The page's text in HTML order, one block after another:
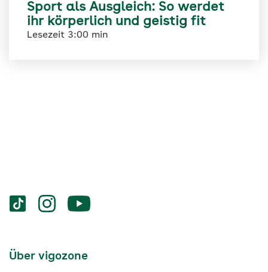
Sport als Ausgleich: So werdet
ihr körperlich und geistig fit
Lesezeit 3:00 min
Services
Social-
vigozone.de
vigozone.devigozone.de
Services-
Über vigozone